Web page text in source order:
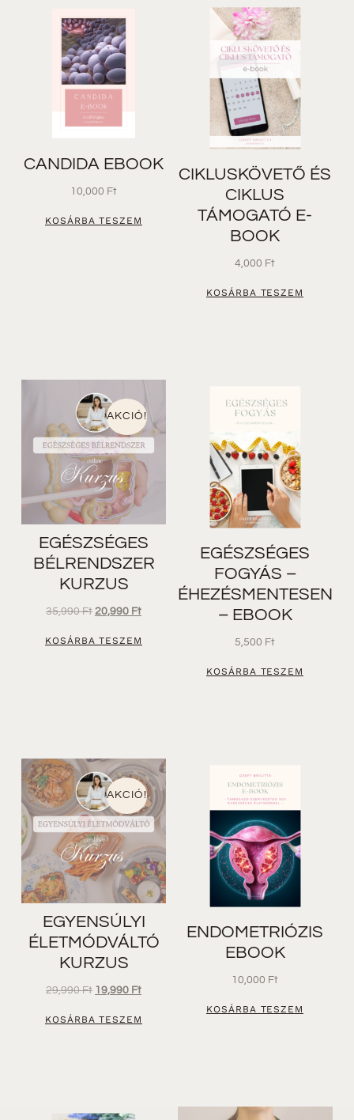
CANDIDA EBOOK
10,000 Ft
KOSÁRBA TESZEM
CIKLUSKÖVETŐ ÉS
CIKLUS
TÁMOGATÓ E-
BOOK
4,000 Ft
KOSÁRBA TESZEM
AKCIÓ!
EGÉSZSÉGES
BÉLRENDSZER
KURZUS
35,990Ft 20,990 Ft
KOSÁRBA TESZEM
EGÉSZSÉGES
FOGYÁS –
ÉHEZÉSMENTESEN
– EBOOK
5,500 Ft
KOSÁRBA TESZEM
AKCIÓ!
EGYENSÚLYI
ÉLETMÓDVÁLTÓ
KURZUS
29,990Ft 19,990 Ft
KOSÁRBA TESZEM
ENDOMETRIÓZIS
EBOOK
10,000 Ft
KOSÁRBA TESZEM